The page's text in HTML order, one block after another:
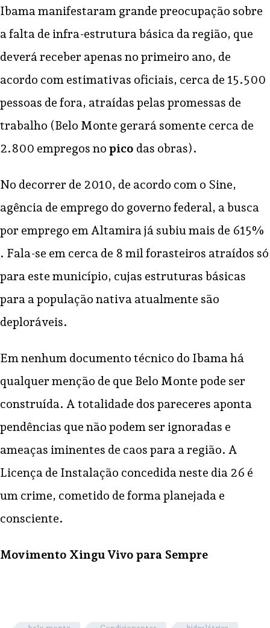
Ibama manifestaram grande preocupação sobre
a falta de infra-estrutura básica da região, que
deverá receber apenas no primeiro ano, de
acordo com estimativas oficiais, cerca de 15.500
pessoas de fora, atraídas pelas promessas de
trabalho (Belo Monte gerará somente cerca de
2.800 empregos no pico das obras).
No decorrer de 2010, de acordo com o Sine,
agência de emprego do governo federal, a busca
por emprego em Altamira já subiu mais de 615%
. Fala-se em cerca de 8 mil forasteiros atraídos só
para este município, cujas estruturas básicas
para a população nativa atualmente são
deploráveis.
Em nenhum documento técnico do Ibama há
qualquer menção de que Belo Monte pode ser
construída. A totalidade dos pareceres aponta
pendências que não podem ser ignoradas e
ameaças iminentes de caos para a região. A
Licença de Instalação concedida neste dia 26 é
um crime, cometido de forma planejada e
consciente.
Movimento Xingu Vivo para Sempre